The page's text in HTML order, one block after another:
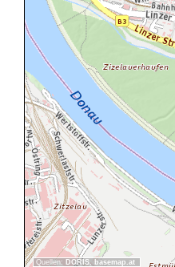
Quellen: DORIS, basemap.at